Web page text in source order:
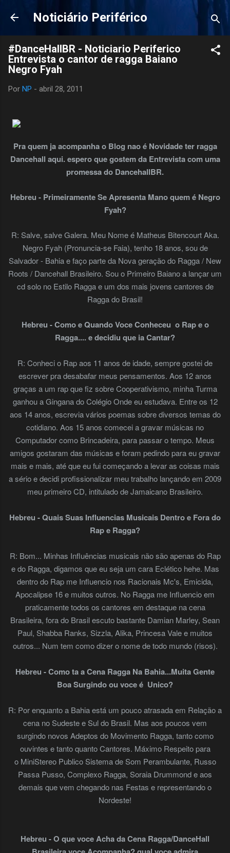
Pular para o conteúdo principal
Noticiário Periférico
#DanceHallBR - Noticiario Periferico
Entrevista o cantor de ragga Baiano
Negro Fyah
Por NP - abril 28, 2011
Pra quem ja acompanha o Blog nao é Novidade ter ragga
Dancehall aqui. espero que gostem da Entrevista com uma
promessa do DancehallBR.
Hebreu - Primeiramente Se Apresenta Mano quem é Negro
Fyah?
R: Salve, salve Galera. Meu Nome é Matheus Bitencourt Aka.
Negro Fyah (Pronuncia-se Faia), tenho 18 anos, sou de
Salvador - Bahia e faço parte da Nova geração do Ragga / New
Roots / Dancehall Brasileiro. Sou o Primeiro Baiano a lançar um
cd solo no Estilo Ragga e um dos mais jovens cantores de
Ragga do Brasil!
Hebreu - Como e Quando Voce Conheceu o Rap e o
Ragga.... e decidiu que ia Cantar?
R: Conheci o Rap aos 11 anos de idade, sempre gostei de
escrever pra desabafar meus pensamentos. Aos 12 anos
graças a um rap que fiz sobre Cooperativismo, minha Turma
ganhou a Gingana do Colégio Onde eu estudava. Entre os 12
aos 14 anos, escrevia vários poemas sobre diversos temas do
cotidiano. Aos 15 anos comecei a gravar músicas no
Computador como Brincadeira, para passar o tempo. Meus
amigos gostaram das músicas e foram pedindo para eu gravar
mais e mais, até que eu fui começando a levar as coisas mais
a sério e decidi profissionalizar meu trabalho lançando em 2009
meu primeiro CD, intitulado de Jamaicano Brasileiro.
Hebreu - Quais Suas Influencias Musicais Dentro e Fora do
Rap e Ragga?
R: Bom... Minhas Influências musicais não são apenas do Rap
e do Ragga, digamos que eu seja um cara Eclético hehe. Mas
dentro do Rap me Influencio nos Racionais Mc's, Emicida,
Apocalipse 16 e muitos outros. No Ragga me Influencio em
praticamente todos os cantores em destaque na cena
Brasileira, fora do Brasil escuto bastante Damian Marley, Sean
Paul, Shabba Ranks, Sizzla, Alika, Princesa Vale e muitos
outros... Num tem como dizer o nome de todo mundo (risos).
Hebreu - Como ta a Cena Ragga Na Bahia...Muita Gente
Boa Surgindo ou voce é Unico?
R: Por enquanto a Bahia está um pouco atrasada em Relação a
cena no Sudeste e Sul do Brasil. Mas aos poucos vem
surgindo novos Adeptos do Movimento Ragga, tanto como
ouvintes e tanto quanto Cantores. Máximo Respeito para
o MiniStereo Publico Sistema de Som Perambulante, Russo
Passa Pusso, Complexo Ragga, Soraia Drummond e aos
demais que vem chegando nas Festas e representando o
Nordeste!
Hebreu - O que voce Acha da Cena Ragga/DanceHall